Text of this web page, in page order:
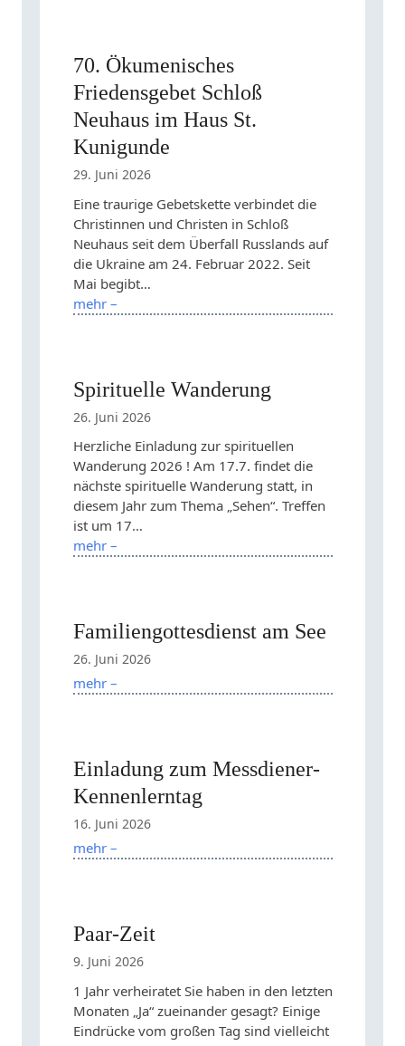
70. Ökumenisches
Friedensgebet Schloß
Neuhaus im Haus St.
Kunigunde
29. Juni 2026
Eine traurige Gebetskette verbindet die
Christinnen und Christen in Schloß
Neuhaus seit dem Überfall Russlands auf
die Ukraine am 24. Februar 2022. Seit
Mai begibt…
mehr –
Spirituelle Wanderung
26. Juni 2026
Herzliche Einladung zur spirituellen
Wanderung 2026 ! Am 17.7. findet die
nächste spirituelle Wanderung statt, in
diesem Jahr zum Thema „Sehen“. Treffen
ist um 17…
mehr –
Familiengottesdienst am See
26. Juni 2026
mehr –
Einladung zum Messdiener-
Kennenlerntag
16. Juni 2026
mehr –
Paar-Zeit
9. Juni 2026
1 Jahr verheiratet Sie haben in den letzten
Monaten „Ja“ zueinander gesagt? Einige
Eindrücke vom großen Tag sind vielleicht